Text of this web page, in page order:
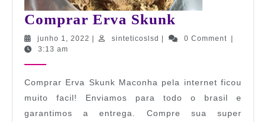
Comprar Erva Skunk
Erva
junho 1, 2022 junho
sinteticoslsd sinteticoslsd0 Comment
3:13 am
Comprar Erva Skunk Maconha pela internet ficou
muito facil! Enviamos para todo o brasil e
garantimos a entrega. Compre sua super